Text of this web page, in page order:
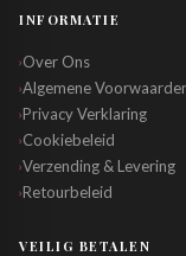
INFORMATIE
›Over Ons
›Algemene
›Privacy Verklaring
›Cookiebeleid
›Verzending & Levering
›Retourbeleid
VEILIG BETALEN